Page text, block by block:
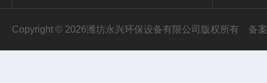
Copyright © 2026潍坊永兴环保设备有限公司版权所有 备